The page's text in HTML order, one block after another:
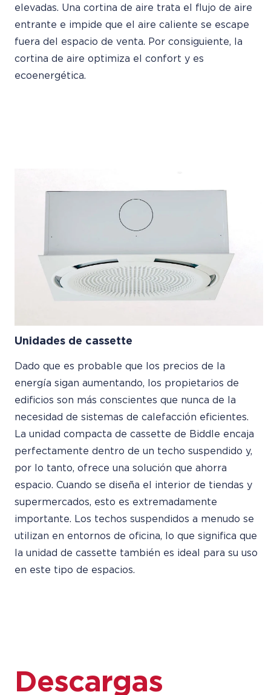
elevadas. Una cortina de aire trata el flujo de aire
entrante e impide que el aire caliente se escape
fuera del espacio de venta. Por consiguiente, la
cortina de aire optimiza el confort y es
ecoenergética.
Unidades de cassette
Dado que es probable que los precios de la
energía sigan aumentando, los propietarios de
edificios son más conscientes que nunca de la
necesidad de sistemas de calefacción eficientes.
La unidad compacta de cassette de Biddle encaja
perfectamente dentro de un techo suspendido y,
por lo tanto, ofrece una solución que ahorra
espacio. Cuando se diseña el interior de tiendas y
supermercados, esto es extremadamente
importante. Los techos suspendidos a menudo se
utilizan en entornos de oficina, lo que significa que
la unidad de cassette también es ideal para su uso
en este tipo de espacios.
Descargas